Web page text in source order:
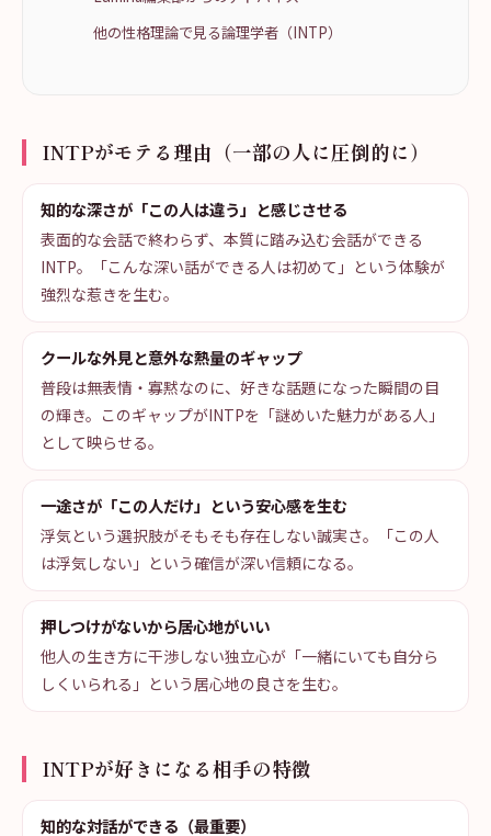
他の性格理論で見る論理学者（INTP）
INTPがモテる理由（一部の人に圧倒的に）
知的な深さが「この人は違う」と感じさせる
表面的な会話で終わらず、本質に踏み込む会話ができる
INTP。「こんな深い話ができる人は初めて」という体験が
強烈な惹きを生む。
クールな外見と意外な熱量のギャップ
普段は無表情・寡黙なのに、好きな話題になった瞬間の目
の輝き。このギャップがINTPを「謎めいた魅力がある人」
として映らせる。
一途さが「この人だけ」という安心感を生む
浮気という選択肢がそもそも存在しない誠実さ。「この人
は浮気しない」という確信が深い信頼になる。
押しつけがないから居心地がいい
他人の生き方に干渉しない独立心が「一緒にいても自分ら
しくいられる」という居心地の良さを生む。
INTPが好きになる相手の特徴
知的な対話ができる（最重要）